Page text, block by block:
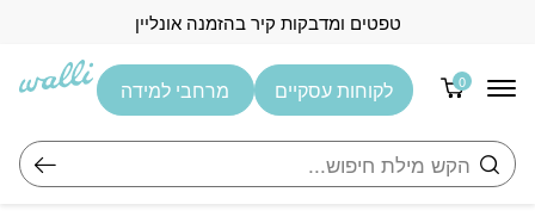
טפטים ומדבקות קיר בהזמנה אונליין
0
חיפוש
לקוחות עסקיים מרחבי למידה